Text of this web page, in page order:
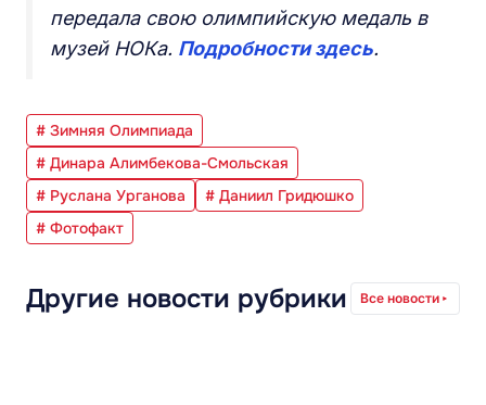
передала свою олимпийскую медаль в
музей НОКа. Подробности здесь.
# Зимняя Олимпиада
# Динара Алимбекова-Смольская
# Руслана Урганова
# Даниил Гридюшко
# Фотофакт
Другие новости рубрики Все новости